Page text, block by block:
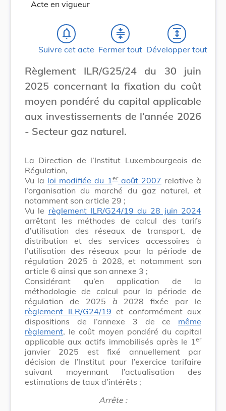
Acte en vigueur
notifications_none
Suivre cet acte
compress
Fermer tout
expand
Développer tout
Règlement ILR/G25/24 du 30 juin
2025 concernant la fixation du coût
moyen pondéré du capital applicable
aux investissements de l’année 2026
- Secteur gaz naturel.
La Direction de l’Institut Luxembourgeois de
Régulation,
Vu la loi modifiée du 1eraoût 2007 relative à
l’organisation du marché du gaz naturel, et
notamment son article 29 ;
Vu le règlement ILR/G24/19 du 28 juin 2024
arrêtant les méthodes de calcul des tarifs
d’utilisation des réseaux de transport, de
distribution et des services accessoires à
l’utilisation des réseaux pour la période de
régulation 2025 à 2028, et notamment son
article 6 ainsi que son annexe 3 ;
Considérant qu’en application de la
méthodologie de calcul pour la période de
régulation de 2025 à 2028 fixée par le
règlement ILR/G24/19 et conformément aux
dispositions de l’annexe 3 de ce même
règlement, le coût moyen pondéré du capital
applicable aux actifs immobilisés après le 1 er
janvier 2025 est fixé annuellement par
décision de l’Institut pour l’exercice tarifaire
suivant moyennant l’actualisation des
estimations de taux d’intérêts ;
Arrête :